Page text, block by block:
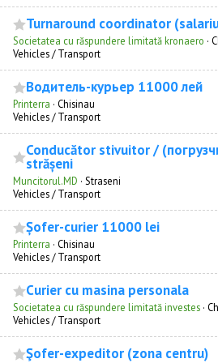
Turnaround coordinator
Societatea cu răspundere limitată kronaero ·
Vehicles / Transport
Водитель-курьер 11000 лей
Printerra · Chisinau
Vehicles / Transport
Conducător stivuitor /
strășeni
Muncitorul.MD · Straseni
Vehicles / Transport
Șofer-curier 11000 lei
Printerra · Chisinau
Vehicles / Transport
Curier cu masina personala
Societatea cu răspundere limitată investes ·
Vehicles / Transport
Şofer-expeditor (zona centru)